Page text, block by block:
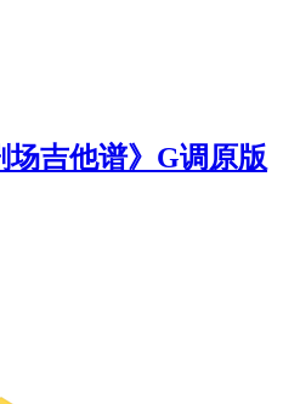
吉他谱》G调原版